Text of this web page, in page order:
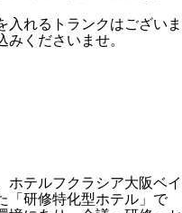
入れるトランクはございま
くださいませ。
ホテルフクラシア大阪ベイ
「研修特化型ホテル」で